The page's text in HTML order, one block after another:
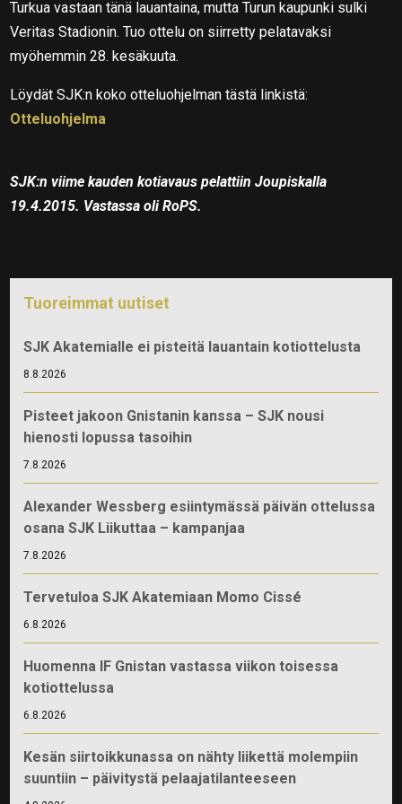
Turkua vastaan tänä lauantaina, mutta Turun kaupunki sulki
Veritas Stadionin. Tuo ottelu on siirretty pelatavaksi
myöhemmin 28. kesäkuuta.
Löydät SJK:n koko otteluohjelman tästä linkistä:
Otteluohjelma
SJK:n viime kauden kotiavaus pelattiin Joupiskalla
19.4.2015. Vastassa oli RoPS.
Tuoreimmat uutiset
SJK Akatemialle ei pisteitä lauantain kotiottelusta
8.8.2026
Pisteet jakoon Gnistanin kanssa – SJK nousi
hienosti lopussa tasoihin
7.8.2026
Alexander Wessberg esiintymässä päivän ottelussa
osana SJK Liikuttaa – kampanjaa
7.8.2026
Tervetuloa SJK Akatemiaan Momo Cissé
6.8.2026
Huomenna IF Gnistan vastassa viikon toisessa
kotiottelussa
6.8.2026
Kesän siirtoikkunassa on nähty liikettä molempiin
suuntiin – päivitystä pelaajatilanteeseen